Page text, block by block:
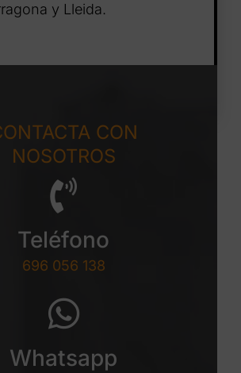
y Lleida.
CON
NOSOTROS
Teléfono
696 056 138
Whatsapp